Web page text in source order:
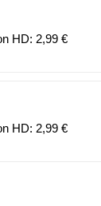
HD: 2,99 €
HD: 2,99 €